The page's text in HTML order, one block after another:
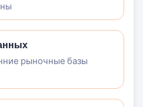
рыночные базы